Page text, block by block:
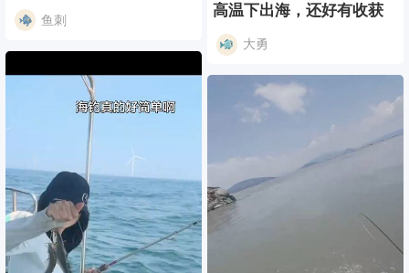
鱼刺 高温下出海，还好有收获
大勇